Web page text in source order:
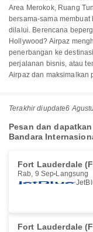
Area Merokok, Ruang
bersama-sama
dilalui. Berencana
Hollywood? Airpaz
penerbangan ke
perjalanan bisnis, atau
Airpaz dan maksimalkan
Terakhir diupdate6
Pesan dan
Bandara
Fort Lauderdale
Rab, 9 Sep Langsung
Fort Lauderdale